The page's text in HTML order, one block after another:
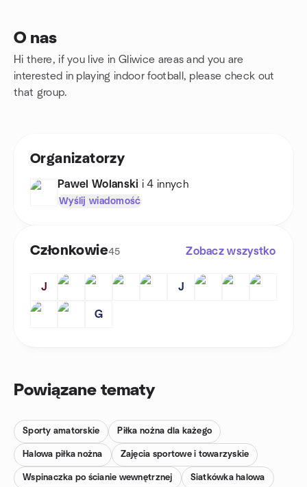
O nas
Hi there, if you live in Gliwice areas and you are
interested in playing indoor football, please check out
that group.
Linki grupowe
Organizatorzy
Pawel Wolanski i 4 innych
Wyślij wiadomość
Członkowie45 Zobacz wszystko
J J
G
Powiązane tematy
Sporty amatorskie Piłka nożna dla każego
Halowa piłka nożna Zajęcia sportowe i towarzyskie
Wspinaczka po ścianie wewnętrznej Siatkówka halowa